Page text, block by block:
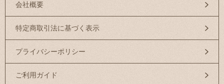
会社概要
特定商取引法に基づく表示
プライバシーポリシー
ご利用ガイド